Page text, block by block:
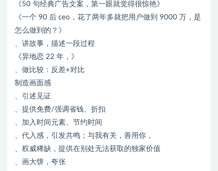
《50 句经典广告文案，第一眼就觉得很惊艳》
《一个 90 后 ceo，花了两年多就把用户做到 9000 万，是
怎么做到的？》
、讲故事，描述一段过程
《异地恋 22 年，》
、做比较：反差+对比
制造画面感
、引述见证
、提供免费/强调省钱、折扣
、加入时间元素、节约时间
、代入感，引发共鸣；与我有关，善用你，
、权威稀缺，提供在别处无法获取的独家价值
、画大饼，夸张